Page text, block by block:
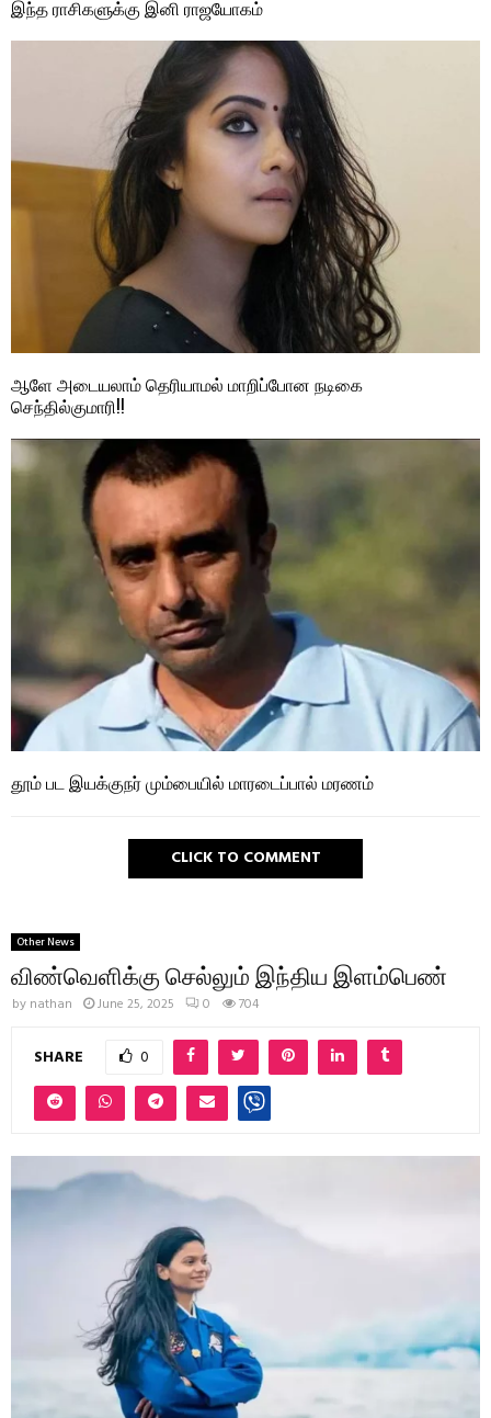
இந்த ராசிகளுக்கு இனி ராஜயோகம்
ஆளே அடையலாம் தெரியாமல் மாறிப்போன நடிகை
செந்தில்குமாரி!!
தூம் பட இயக்குநர் மும்பையில் மாரடைப்பால் மரணம்
CLICK TO COMMENT
Other News
விண்வெளிக்கு செல்லும் இந்திய இளம்பெண்
by nathan June 25, 2025 0 704
SHARE 0